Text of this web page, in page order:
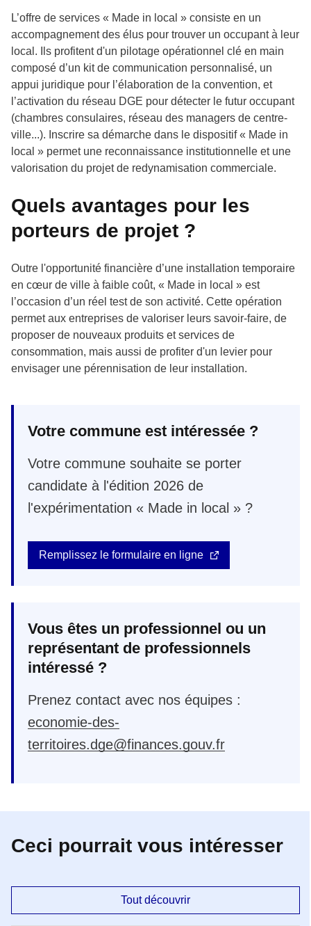
L’offre de services « Made in local » consiste en un
accompagnement des élus pour trouver un occupant à leur
local. Ils profitent d'un pilotage opérationnel clé en main
composé d’un kit de communication personnalisé, un
appui juridique pour l’élaboration de la convention, et
l’activation du réseau DGE pour détecter le futur occupant
(chambres consulaires, réseau des managers de centre-
ville...). Inscrire sa démarche dans le dispositif « Made in
local » permet une reconnaissance institutionnelle et une
valorisation du projet de redynamisation commerciale.
Quels avantages pour les
porteurs de projet ?
Outre l'opportunité financière d’une installation temporaire
en cœur de ville à faible coût, « Made in local » est
l’occasion d’un réel test de son activité. Cette opération
permet aux entreprises de valoriser leurs savoir-faire, de
proposer de nouveaux produits et services de
consommation, mais aussi de profiter d'un levier pour
envisager une pérennisation de leur installation.
Votre commune est intéressée ?
Votre commune souhaite se porter
candidate à l'édition 2026 de
l'expérimentation « Made in local » ?
Remplissez le formulaire en ligne
Vous êtes un professionnel ou un
représentant de professionnels
intéressé ?
Prenez contact avec nos équipes :
economie-des-
territoires.dge@finances.gouv.fr
Ceci pourrait vous intéresser
Tout découvrir